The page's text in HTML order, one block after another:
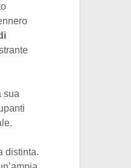
sua
distinta.